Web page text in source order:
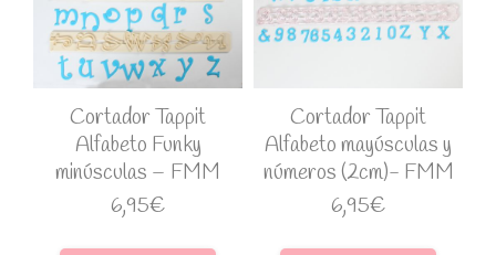
Cortador Tappit
Alfabeto Funky
minúsculas – FMM
6,95€
Cortador Tappit
Alfabeto mayúsculas y
números (2cm)- FMM
6,95€